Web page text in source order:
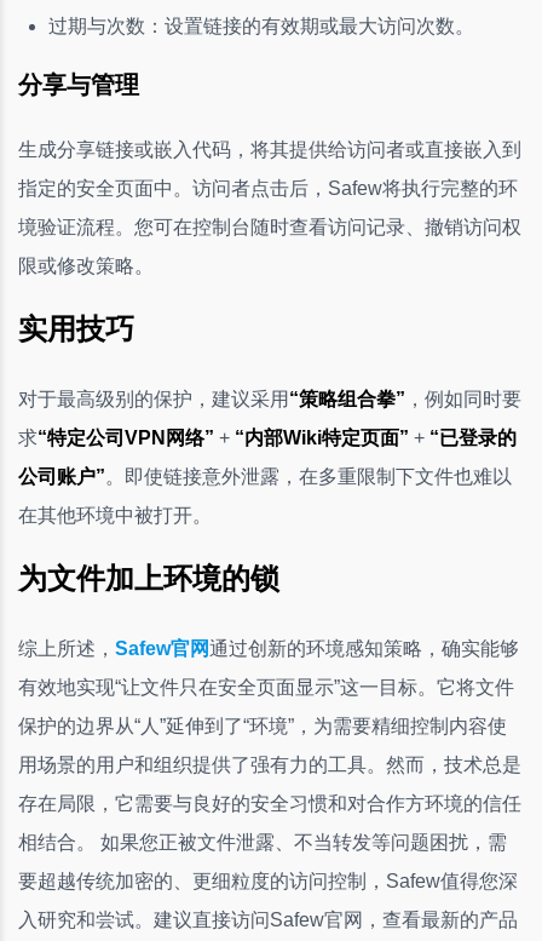
过期与次数：设置链接的有效期或最大访问次数。
分享与管理
生成分享链接或嵌入代码，将其提供给访问者或直接嵌入到
指定的安全页面中。访问者点击后，Safew将执行完整的环
境验证流程。您可在控制台随时查看访问记录、撤销访问权
限或修改策略。
实用技巧
对于最高级别的保护，建议采用 “策略组合拳” ，例如同时要
求“特定公司VPN网络” + “内部Wiki特定页面” + “已登录的
公司账户”。即使链接意外泄露，在多重限制下文件也难以
在其他环境中被打开。
为文件加上环境的锁
综上所述， Safew官网通过创新的环境感知策略，确实能够
有效地实现“让文件只在安全页面显示”这一目标。它将文件
保护的边界从“人”延伸到了“环境”，为需要精细控制内容使
用场景的用户和组织提供了强有力的工具。然而，技术总是
存在局限，它需要与良好的安全习惯和对合作方环境的信任
相结合。 如果您正被文件泄露、不当转发等问题困扰，需
要超越传统加密的、更细粒度的访问控制，Safew值得您深
入研究和尝试。建议直接访问Safew官网，查看最新的产品